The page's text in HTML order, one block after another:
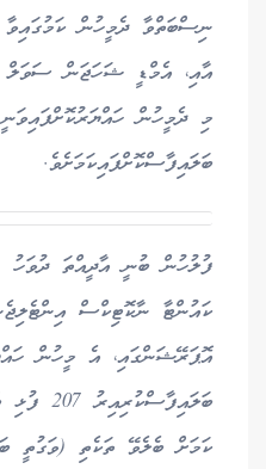
މި ދެމީހުން
ބަލައިފާސްކޮށްފައިކަމަށެވެ.
ފުލުހުން ބުނީ އާދީއްތަ
ކައުންޓާ ނާކޮޓިކްސް
އޮޕަރޭޝަންގައި، އެ މީހުން